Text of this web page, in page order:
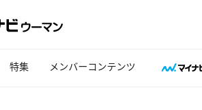
特集 メンバーコンテンツ